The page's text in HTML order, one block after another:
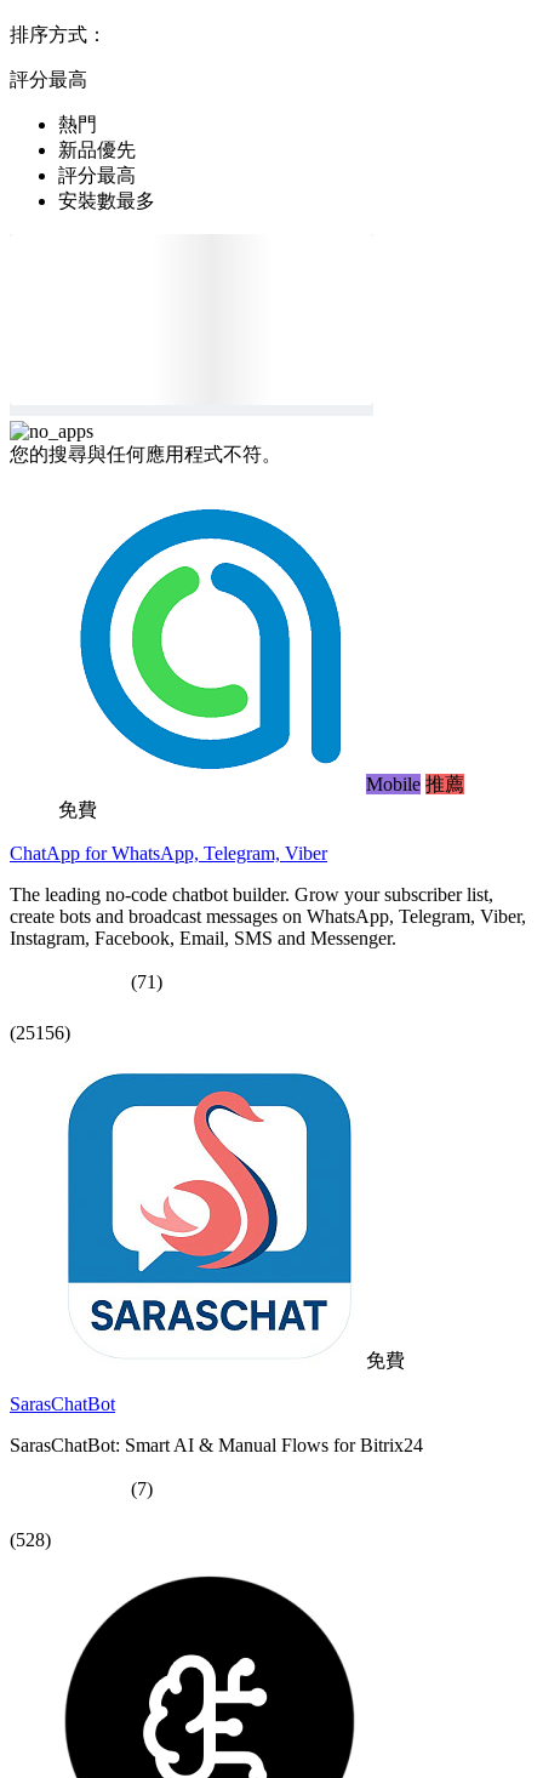
排序方式：
評分最高
熱門
新品優先
評分最高
安裝數最多
您的搜尋與任何應用程式不符。
Mobile 推薦
免費
ChatApp for WhatsApp, Telegram, Viber
The leading no-code chatbot builder. Grow your subscriber list,
create bots and broadcast messages on WhatsApp, Telegram, Viber,
Instagram, Facebook, Email, SMS and Messenger.
(71)
(25156)
免費
SarasChatBot
SarasChatBot: Smart AI & Manual Flows for Bitrix24
(7)
(528)